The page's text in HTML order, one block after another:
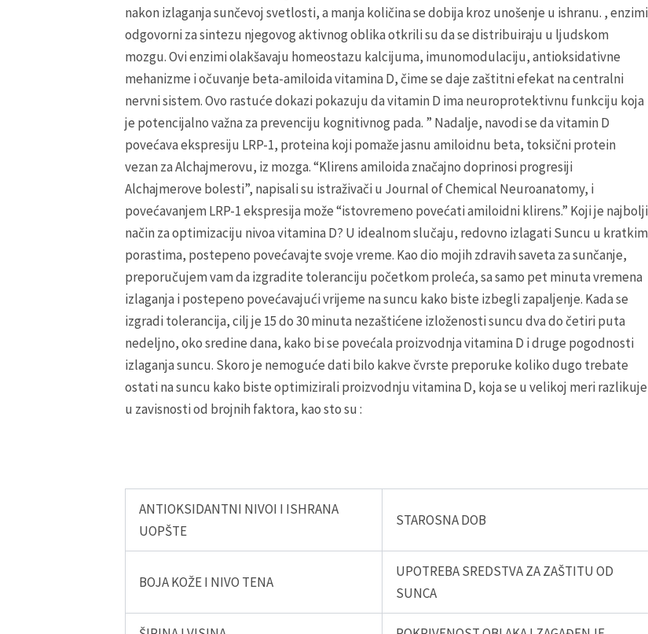
nakon izlaganja sunčevoj svetlosti, a manja količina se dobija kroz unošenje u ishranu. , enzimi
odgovorni za sintezu njegovog aktivnog oblika otkrili su da se distribuiraju u ljudskom
mozgu. Ovi enzimi olakšavaju homeostazu kalcijuma, imunomodulaciju, antioksidativne
mehanizme i očuvanje beta-amiloida vitamina D, čime se daje zaštitni efekat na centralni
nervni sistem. Ovo rastuće dokazi pokazuju da vitamin D ima neuroprotektivnu funkciju koja
je potencijalno važna za prevenciju kognitivnog pada. ” Nadalje, navodi se da vitamin D
povećava ekspresiju LRP-1, proteina koji pomaže jasnu amiloidnu beta, toksični protein
vezan za Alchajmerovu, iz mozga. “Klirens amiloida značajno doprinosi progresiji
Alchajmerove bolesti”, napisali su istraživači u Journal of Chemical Neuroanatomy, i
povećavanjem LRP-1 ekspresija može “istovremeno povećati amiloidni klirens.” Koji je najbolji
način za optimizaciju nivoa vitamina D? U idealnom slučaju, redovno izlagati Suncu u kratkim
porastima, postepeno povećavajte svoje vreme. Kao dio mojih zdravih saveta za sunčanje,
preporučujem vam da izgradite toleranciju početkom proleća, sa samo pet minuta vremena
izlaganja i postepeno povećavajući vrijeme na suncu kako biste izbegli zapaljenje. Kada se
izgradi tolerancija, cilj je 15 do 30 minuta nezaštićene izloženosti suncu dva do četiri puta
nedeljno, oko sredine dana, kako bi se povećala proizvodnja vitamina D i druge pogodnosti
izlaganja suncu. Skoro je nemoguće dati bilo kakve čvrste preporuke koliko dugo trebate
ostati na suncu kako biste optimizirali proizvodnju vitamina D, koja se u velikoj meri razlikuje
u zavisnosti od brojnih faktora, kao sto su :
ANTIOKSIDANTNI NIVOI I ISHRANA
UOPŠTE
STAROSNA DOB
BOJA KOŽE I NIVO TENA
UPOTREBA SREDSTVA ZA ZAŠTITU OD
SUNCA